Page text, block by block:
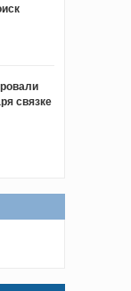
связке